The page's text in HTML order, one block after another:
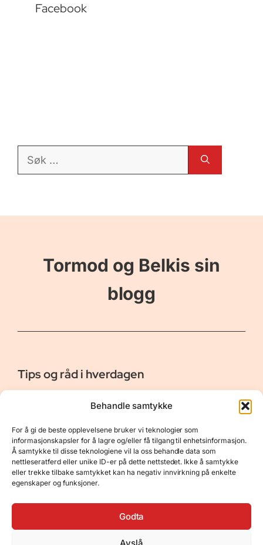
Behandle samtykke
For å gi de beste opplevelsene bruker vi teknologier som
informasjonskapsler for å lagre og/eller få tilgang til enhetsinformasjon.
Å samtykke til disse teknologiene vil la oss behandle data som
nettleseratferd eller unike ID-er på dette nettstedet. Ikke å samtykke
eller trekke tilbake samtykket kan ha negativ innvirkning på enkelte
egenskaper og funksjoner.
Godta
Avslå
Facebook
Søk
Tormod og Belkis sin
blogg
Tips og råd i hverdagen
Er vår bloggside hvor vi ønsker å dele våre opplevelser og
gi deg råd og tips innen reiser, hotell - og restauranter,
naturopplevelser, personlig pleie, data, film og bøker m.m.
Nyttige Linker
Om oss
Kontakt
Resurser
Personvernerklæring
Opphavsrett